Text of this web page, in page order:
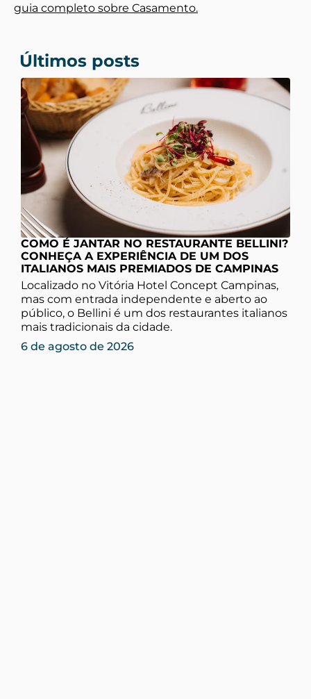
guia completo sobre Casamento.
Últimos posts
COMO É JANTAR NO RESTAURANTE BELLINI?
CONHEÇA A EXPERIÊNCIA DE UM DOS
ITALIANOS MAIS PREMIADOS DE CAMPINAS
Localizado no Vitória Hotel Concept Campinas,
mas com entrada independente e aberto ao
público, o Bellini é um dos restaurantes italianos
mais tradicionais da cidade.
6 de agosto de 2026